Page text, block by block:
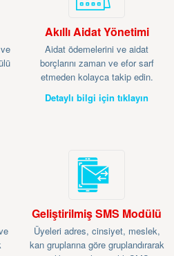
Akıllı Aidat Yönetimi
Aidat ödemelerini ve aidat
borçlarını zaman ve efor sarf
etmeden kolayca takip edin.
Detaylı bilgi için tıklayın
Geliştirilmiş SMS Modülü
Üyeleri adres, cinsiyet, meslek,
kan gruplarına göre gruplandırarak